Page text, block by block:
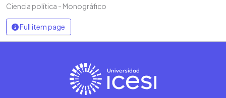
Ciencia política - Monográfico
Full item page